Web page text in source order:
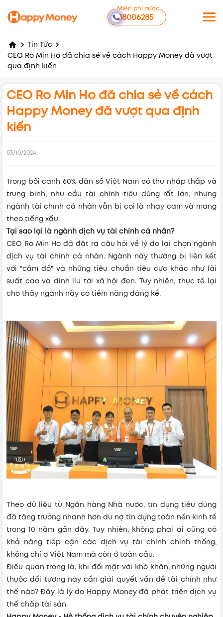
Miễn phí cước
18006285
Tin Tức
CEO Ro Min Ho đã chia sẻ về cách Happy Money đã vượt
qua định kiến
CEO Ro Min Ho đã chia sẻ về cách
Happy Money đã vượt qua định
kiến
03/10/2024
Trong bối cảnh 60% dân số Việt Nam có thu nhập thấp và
trung bình, nhu cầu tài chính tiêu dùng rất lớn, nhưng
ngành tài chính cá nhân vẫn bị coi là nhạy cảm và mang
theo tiếng xấu.
Tại sao lại là ngành dịch vụ tài chính cá nhân?
CEO Ro Min Ho đã đặt ra câu hỏi về lý do lại chọn ngành
dịch vụ tài chính cá nhân. Ngành này thường bị liên kết
với "cầm đồ" và những tiêu chuẩn tiêu cực khác như lãi
suất cao và dính líu tới xã hội đen. Tuy nhiên, thực tế lại
cho thấy ngành này có tiềm năng đáng kể.
Theo dữ liệu từ Ngân hàng Nhà nước, tín dụng tiêu dùng
đã tăng trưởng nhanh hơn dư nợ tín dụng toàn nền kinh tế
trong 10 năm gần đây. Tuy nhiên, không phải ai cũng có
khả năng tiếp cận các dịch vụ tài chính chính thống,
không chỉ ở Việt Nam mà còn ở toàn cầu.
Điều quan trọng là, khi đối mặt với khó khăn, những người
thuộc đối tượng này cần giải quyết vấn đề tài chính như
thế nào? Đây là lý do Happy Money đã phát triển dịch vụ
thế chấp tài sản.